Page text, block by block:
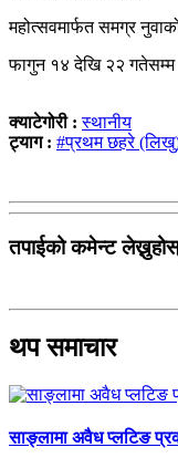
महोत्सवमार्फत समग्र
फागुन १४ देखि २२ गतेसम्म
क्याटेगोरी :स्थानीय
ट्याग : #प्रथम छहरे
तपाईको कमेन्ट
थप समाचार
साङ्लामा अवैध प्लटिङ